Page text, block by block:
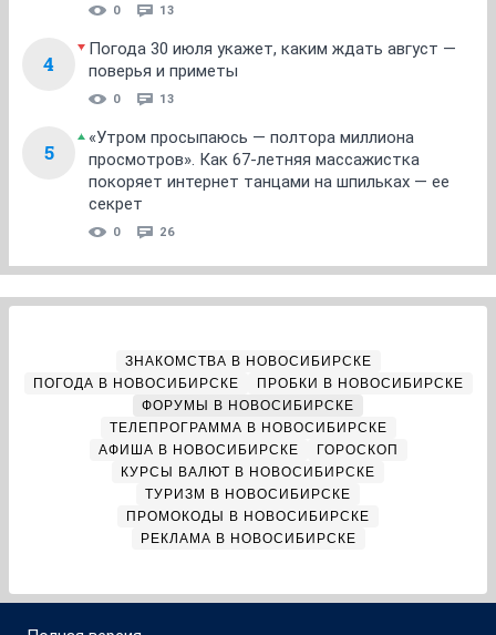
0 13
4
Погода 30 июля укажет, каким ждать август —
поверья и приметы
0 13
5
«Утром просыпаюсь — полтора миллиона
просмотров». Как 67-летняя массажистка
покоряет интернет танцами на шпильках — ее
секрет
0 26
ЗНАКОМСТВА В НОВОСИБИРСКЕ
ПОГОДА В НОВОСИБИРСКЕ
ПРОБКИ В НОВОСИБИРСКЕ
ФОРУМЫ В НОВОСИБИРСКЕ
ТЕЛЕПРОГРАММА В НОВОСИБИРСКЕ
АФИША В НОВОСИБИРСКЕ
ГОРОСКОП
КУРСЫ ВАЛЮТ В НОВОСИБИРСКЕ
ТУРИЗМ В НОВОСИБИРСКЕ
ПРОМОКОДЫ В НОВОСИБИРСКЕ
РЕКЛАМА В НОВОСИБИРСКЕ